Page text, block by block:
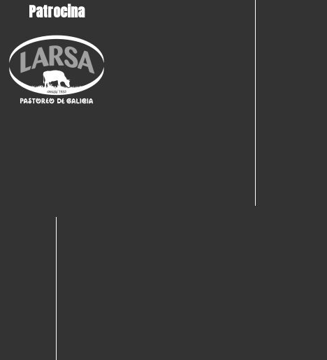
Patrocina